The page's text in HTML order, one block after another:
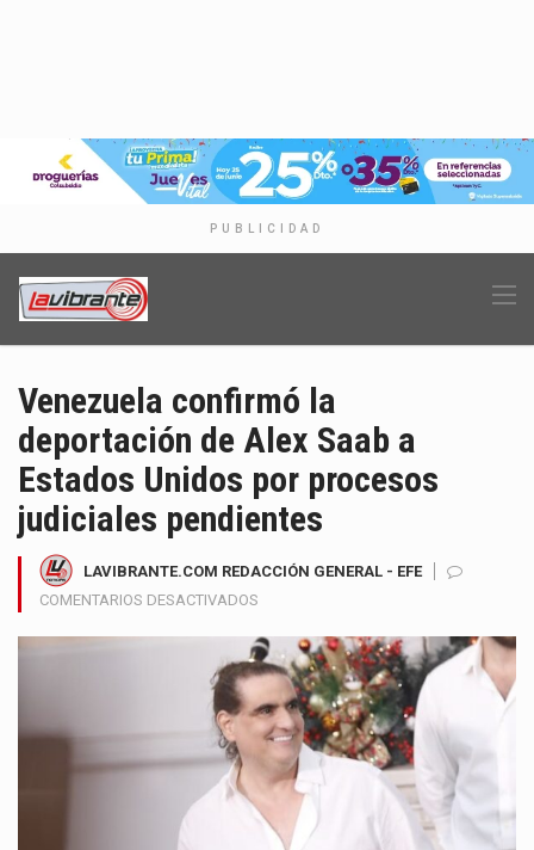
PUBLICIDAD
Venezuela confirmó la
deportación de Alex Saab a
Estados Unidos por procesos
judiciales pendientes
LAVIBRANTE.COM REDACCIÓN GENERAL - EFE
COMENTARIOS DESACTIVADOS
CONFIRMÓ
LA
DEPORTACIÓN
DE
ALEX
SAAB
ESTADOS